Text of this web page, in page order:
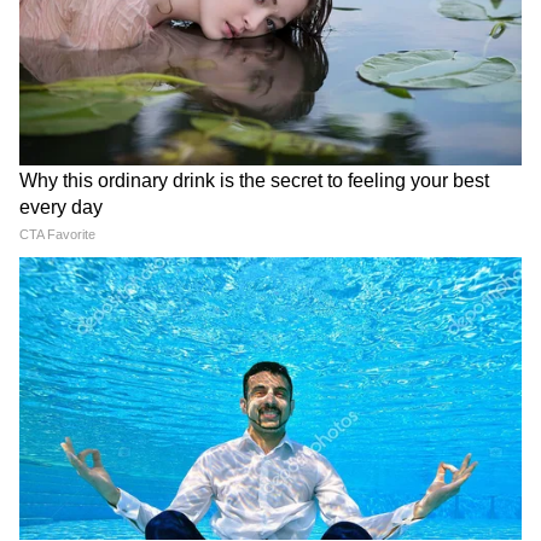
Related Articles
कंगना की फिल्म का नाम 'भारत भाग्य विधाता' क्यों पड़ा?
जानें पीछे की कहानी
Kangana Ranaut Marriage Rumors: शादी की
अफवाहों पर कंगना ने तोड़ी चुप्पी, जानें क्या कहा...
DOWNLOAD APP
RECOMMENDED STORIES